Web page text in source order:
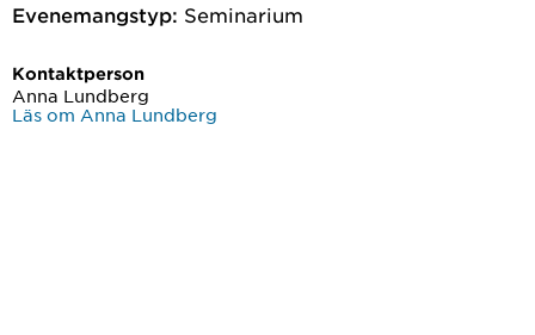
Evenemangstyp: Seminarium
Kontaktperson
Anna Lundberg
Läs om Anna Lundberg